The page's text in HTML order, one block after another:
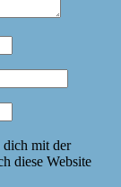
dich mit der
diese Website